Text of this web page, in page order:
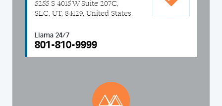
5255 S 4015 W Suite 207C,
SLC, UT, 84129, United States.
Llama 24/7
801-810-9999